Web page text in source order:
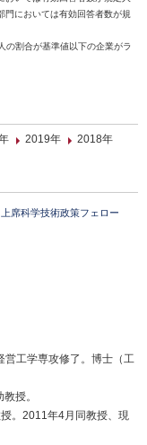
門においては有効回答者数が規
割合が基準値以下の企業がラ
2019年 2018年
席科学技術政策フェロー
工学専攻修了。博士（工
授。
。2011年4月同教授、現